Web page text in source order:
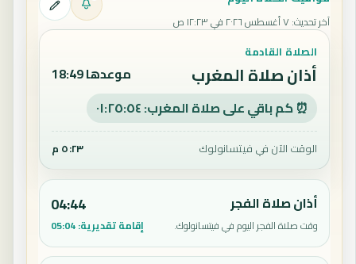
آخر تحديث:٧ أغسطس ٢٠٢٦ في ١٢:٢٣ ص
الصلاة القادمة
أذان صلاة المغرب موعدها 18:49
⏰ كم باقي على صلاة المغرب: ٠١:٢٥:٥٣
الوقت الآن في فيتسانولوك ٥:٢٣ م
أذان صلاة الفجر
وقت صلاة الفجر اليوم في فيتسانولوك.
04:44
إقامة تقديرية:05:04